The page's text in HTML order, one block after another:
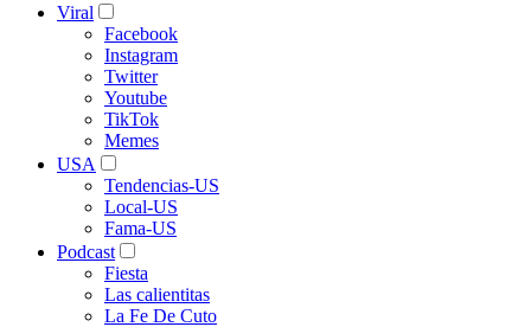
Viral
Facebook
Instagram
Twitter
Youtube
TikTok
Memes
USA
Tendencias-US
Local-US
Fama-US
Podcast
Fiesta
Las calientitas
La Fe De Cuto